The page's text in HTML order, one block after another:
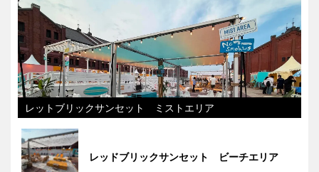
レットブリックサンセット ミストエリア
レッドブリックサンセット ビーチエリア